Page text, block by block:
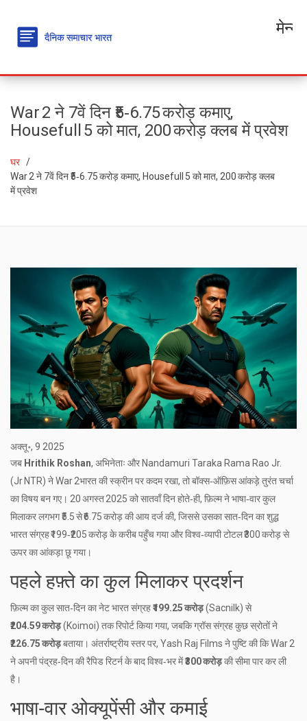
मेन्यू
War 2 ने 7वें दिन ₹5‑6.75 करोड़ कमाए,
Housefull 5 को मात, 200 करोड़ क्लब में प्रवेश
घर
War 2 ने 7वें दिन ₹5‑6.75 करोड़ कमाए, Housefull 5 को मात, 200 करोड़ क्लब
में प्रवेश
अक्तू॰, 9 2025
जब Hrithik Roshan, अभिनेताः और Nandamuri Taraka Rama Rao Jr.
(Jr NTR) नेWar 2भारतकी स्क्रीन पर कदम रखा, तो बॉक्स‑ऑफ़िस आंकड़े तुरंत चर्चा
का विषय बन गए। 20 अगस्त 2025 को सातवाँ दिन होते‑ही, फ़िल्म ने भाषा‑वार कुल
मिलाकर लगभग ₹5.5 से ₹6.75 करोड़ की आय दर्ज की, जिससे उसका सात‑दिन का शुद्ध
भारत संग्रह ₹199‑₹205 करोड़ के करीब पहुँच गया और विश्व‑व्यापी टोटल ₹300 करोड़ से
ऊपर का आंकड़ा छू गया।
पहले हफ़्ते का कुल मिलाकर प्रदर्शन
फ़िल्म का कुल सात‑दिन का नेट भारत संग्रह₹199.25 करोड़(Sacnilk) से
₹204.59 करोड़(Koimoi) तक रिपोर्ट किया गया, जबकि ग्रॉस संग्रह कुछ स्रोतों ने
₹226.75 करोड़बताया। अंतर्राष्ट्रीय स्तर पर, Yash Raj Films ने पुष्टि की किWar 2
ने अपनी पंद्रह‑दिन की रैपिड रिटर्न के बाद विश्व‑भर में₹300 करोड़की सीमा पार कर ली
है।
भाषा‑वार ओक्यूपेंसी और कमाई